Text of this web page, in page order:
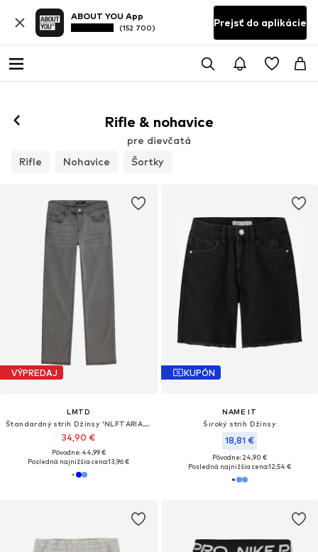
ABOUT YOU App
(152 700) Prejsť do aplikácie
Rifle & nohavice
pre dievčatá
Rifle
Nohavice Šortky
VÝPREDAJ
LMTD
Štandardný strih Džínsy 'NLFTARIANNES'
34,90 €
Pôvodne: 44,99 €
Posledná najnižšia cena:13,96 €
KUPÓN
NAME IT
Široký strih Džínsy
18,81 €
Pôvodne: 24,90 €
Posledná najnižšia cena:12,54 €